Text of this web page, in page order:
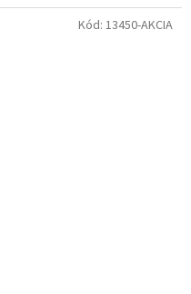
Kód: 13450-AKCIA